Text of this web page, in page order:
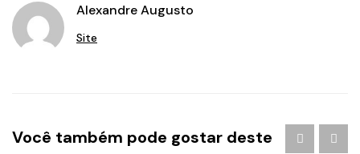
Alexandre Augusto
Site
Você também pode gostar deste
agencia de
publicidade em brasilia/Branding/ criação de logo